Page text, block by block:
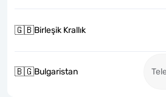
🇬🇧Birleşik Krallık
🇧🇬Bulgaristan